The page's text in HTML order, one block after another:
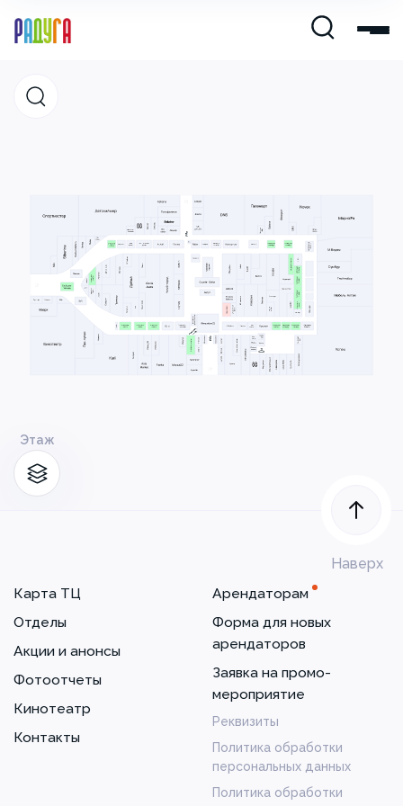
Развлечения и кино
Услуги и сервис
Свободная площадь
Этаж
Наверх
Карта ТЦ
Отделы
Акции и анонсы
Фотоотчеты
Кинотеатр
Контакты
Арендаторам
Форма для новых
арендаторов
Заявка на промо-
мероприятие
Реквизиты
Политика обработки
персональных данных
Политика обработки